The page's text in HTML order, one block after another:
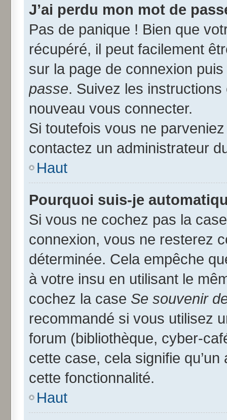
J’ai perdu mon mot de
Pas de panique ! Bien que
récupéré, il peut facilement
sur la page de connexion
passe. Suivez les
nouveau vous connecter.
Si toutefois vous ne
contactez un administrateur
Haut
Pourquoi suis-je
Si vous ne cochez pas la
connexion, vous ne resterez
déterminée. Cela empêche
à votre insu en utilisant le
cochez la case Se souvenir
recommandé si vous utilisez
forum (bibliothèque, cyber-
cette case, cela signifie
cette fonctionnalité.
Haut